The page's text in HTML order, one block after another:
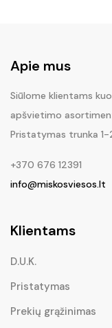
Apie mus
Siūlome klientams
apšvietimo
Pristatymas trunka 1-
+370 676 12391
info@miskosviesos.lt
Klientams
D.U.K.
Pristatymas
Prekių grąžinimas